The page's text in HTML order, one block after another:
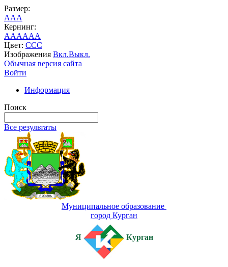
Размер:
AAA
Кернинг:
AAAAAA
Цвет: CCC
Изображения Вкл.Выкл.
Обычная версия сайта
Войти
Информация
Поиск
Все результаты
Муниципальное образование
город Курган
Я Курган